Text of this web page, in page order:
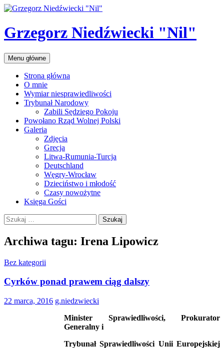
Przejdź
treści
Grzegorz Niedźwiecki "Nil"
Szukaj
Menu główne
Strona główna
O mnie
Wymiar niesprawiedliwości
Trybunał Narodowy
Zabili Sędziego Pokoju
Powołano Rząd Wolnej Polski
Galeria
Zdjęcia
Grecja
Litwa-Rumunia-Turcja
Deutschland
Węgry-Wrocław
Dzieciństwo i młodość
Czasy nowożytne
Księga Gości
Szukaj:
Archiwa tagu: Irena Lipowicz
Bez kategorii
Cyrków ponad prawem ciąg dalszy
22 marca, 2016 g.niedzwiecki
Minister Sprawiedliwości, Prokurator
Generalny i
Trybunał Sprawiedliwości Unii Europejskiej